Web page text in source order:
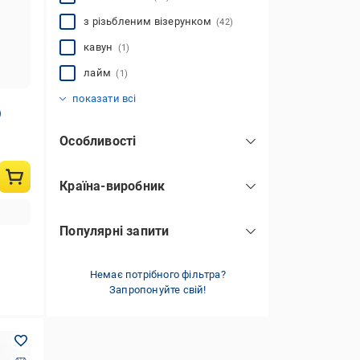
з різьбленим візерунком(42)
кавун (1)
лайм(1)
показати всі
Особливості
механічне надування
флокування(327)
Країна-виробник
Німеччина(3)
Популярні запити
5 в 1(12)
Немає потрібного фільтра?
Запропонуйте свій!